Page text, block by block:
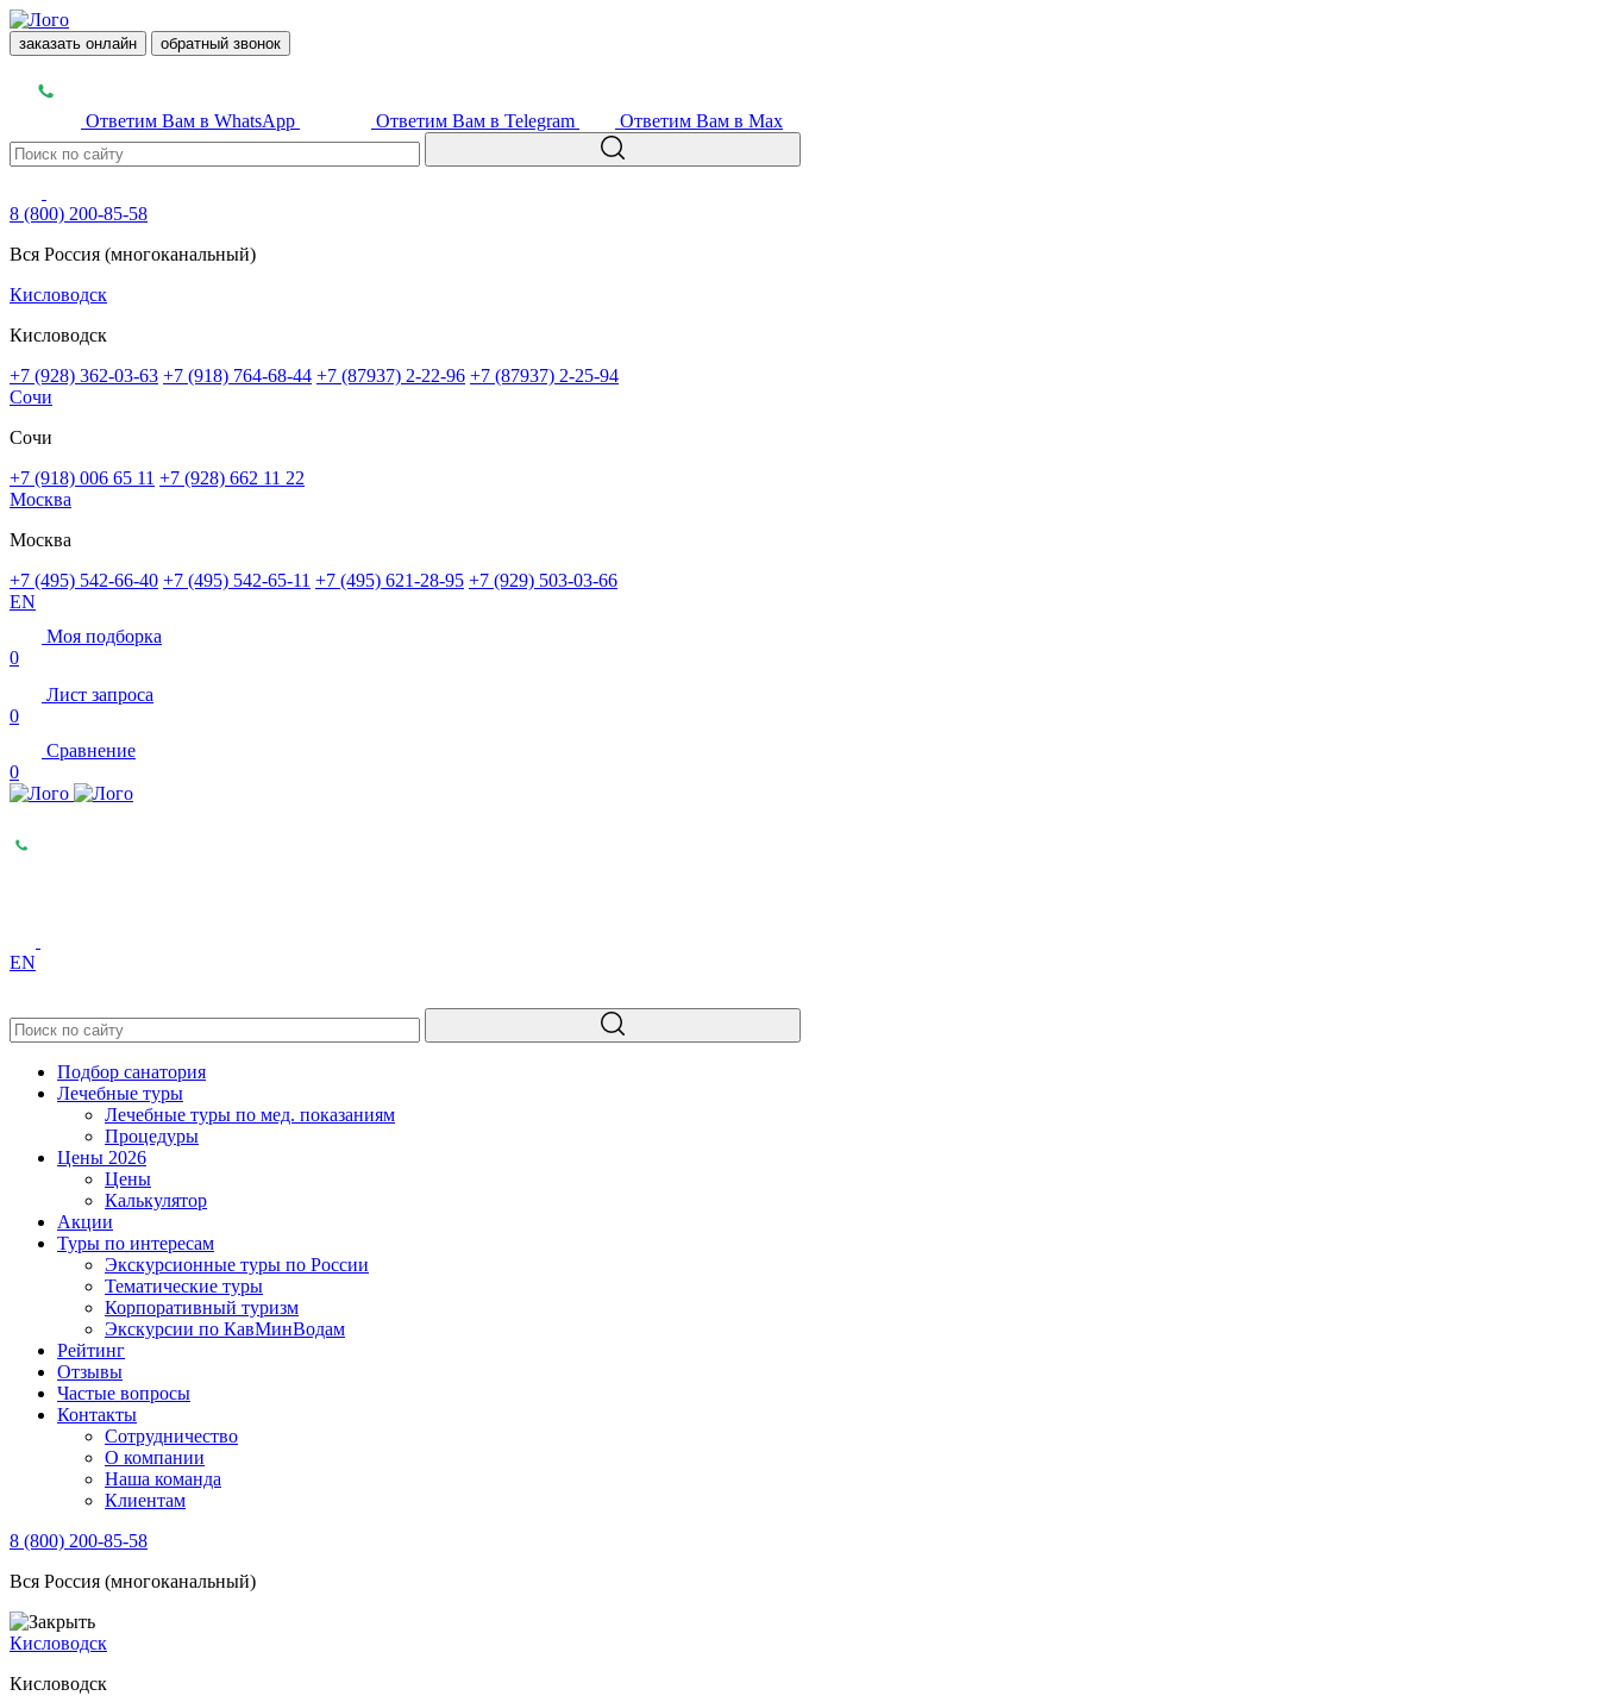
заказать онлайн обратный звонок
Ответим Вам в WhatsApp Ответим Вам в Telegram Ответим Вам в Max
8 (800) 200-85-58
Вся Россия (многоканальный)
Кисловодск
Кисловодск
+7 (928) 362-03-63 +7 (918) 764-68-44 +7 (87937) 2-22-96 +7 (87937) 2-25-94
Сочи
Сочи
+7 (918) 006 65 11 +7 (928) 662 11 22
Москва
Москва
+7 (495) 542-66-40 +7 (495) 542-65-11 +7 (495) 621-28-95 +7 (929) 503-03-66
EN
Моя подборка
0
Лист запроса
0
Сравнение
0
EN
Подбор санатория
Лечебные туры
Лечебные туры по мед. показаниям
Процедуры
Цены 2026
Цены
Калькулятор
Акции
Туры по интересам
Экскурсионные туры по России
Тематические туры
Корпоративный туризм
Экскурсии по КавМинВодам
Рейтинг
Отзывы
Частые вопросы
Контакты
Сотрудничество
О компании
Наша команда
Клиентам
8 (800) 200-85-58
Вся Россия (многоканальный)
Кисловодск
Кисловодск